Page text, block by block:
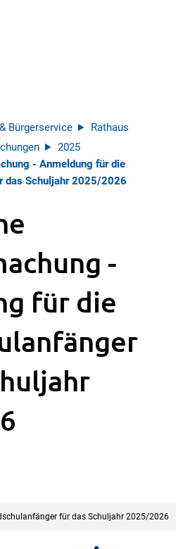
Bürgerservice
Rathaus
2025
- Anmeldung für die
das Schuljahr 2025/2026
-
für die
für das Schuljahr 2025/2026